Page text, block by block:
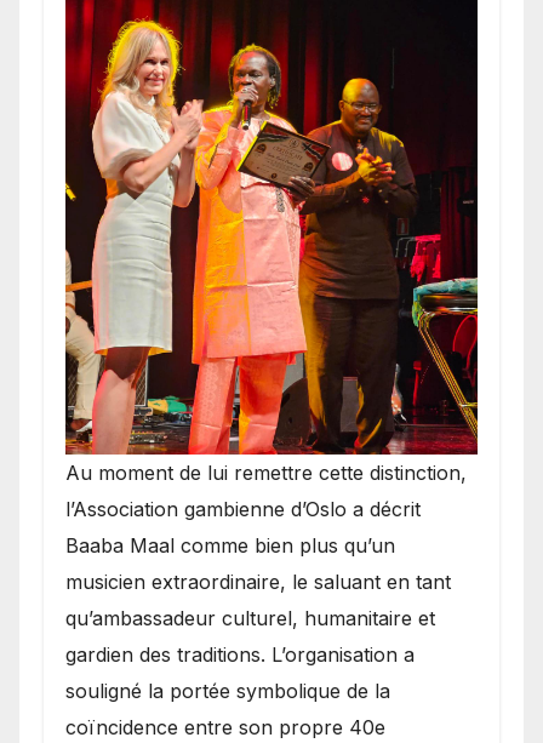
​Au moment de lui remettre cette distinction,
l’Association gambienne d’Oslo a décrit
Baaba Maal comme bien plus qu’un
musicien extraordinaire, le saluant en tant
qu’ambassadeur culturel, humanitaire et
gardien des traditions. L’organisation a
souligné la portée symbolique de la
coïncidence entre son propre 40e